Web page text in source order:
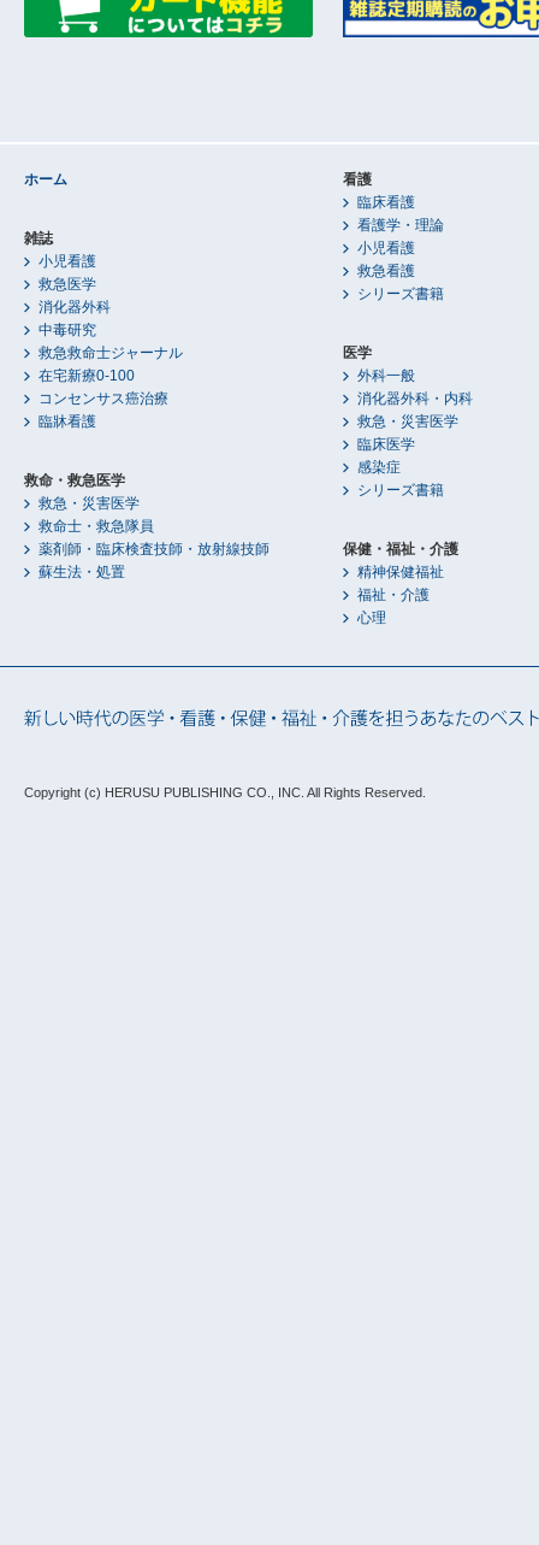
ホーム
雑誌
小児看護
救急医学
消化器外科
中毒研究
救急救命士ジャーナル
在宅新療0-100
コンセンサス癌治療
臨牀看護
救命・救急医学
救急・災害医学
救命士・救急隊員
薬剤師・臨床検査技師・放射線技師
蘇生法・処置
看護
臨床看護
看護学・理論
小児看護
救急看護
シリーズ書籍
医学
外科一般
消化器外科・内科
救急・災害医学
臨床医学
感染症
シリーズ書籍
保健・福祉・介護
精神保健福祉
福祉・介護
心理
Copyright (c) HERUSU PUBLISHING CO., INC. All Rights Reserved.